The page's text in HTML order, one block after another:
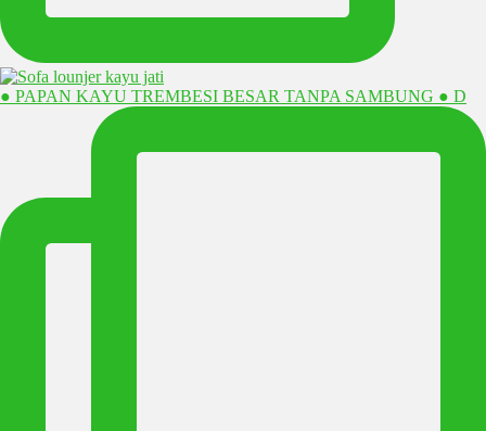
● PAPAN KAYU TREMBESI BESAR TANPA SAMBUNG ● D